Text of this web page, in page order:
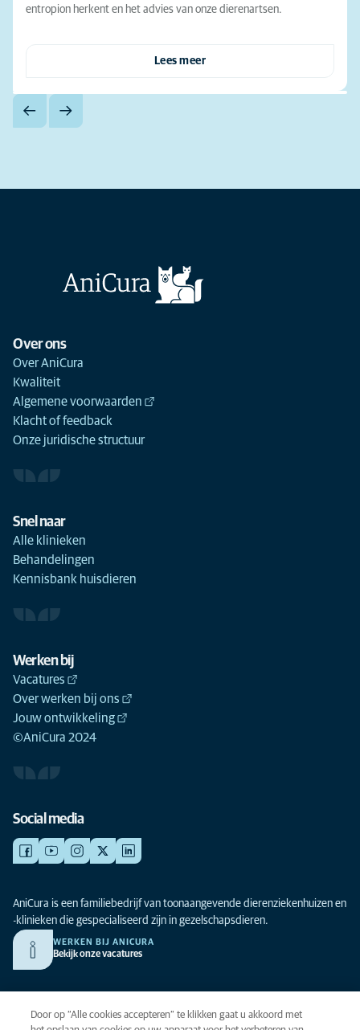
entropion herkent en het advies van onze dierenartsen.
Lees meer
Over ons
Over AniCura
Kwaliteit
Algemene voorwaarden
Klacht of feedback
Onze juridische structuur
Snel naar
Alle klinieken
Behandelingen
Kennisbank huisdieren
Werken bij
Vacatures
Over werken bij ons
Jouw ontwikkeling
©AniCura 2024
Social media
AniCura is een familiebedrijf van toonaangevende dierenziekenhuizen en
-klinieken die gespecialiseerd zijn in gezelschapsdieren.
WERKEN BIJ ANICURA
Bekijk onze vacatures
Privacy
Door op “Alle cookies accepteren” te klikken gaat u akkoord met